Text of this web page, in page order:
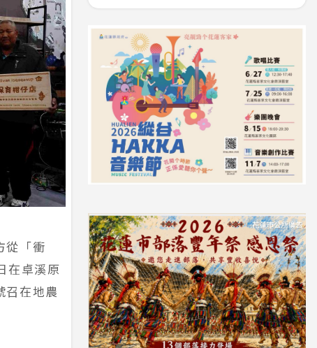
從「衝
在卓溪原
召在地農